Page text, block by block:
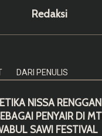
Redaksi
DARI PENULIS
NISSA
PENYAIR DI
SAWI FESTIVAL